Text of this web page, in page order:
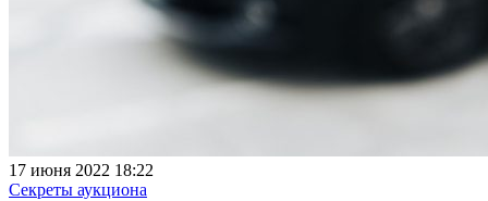
17 июня 2022 18:22
Секреты аукциона